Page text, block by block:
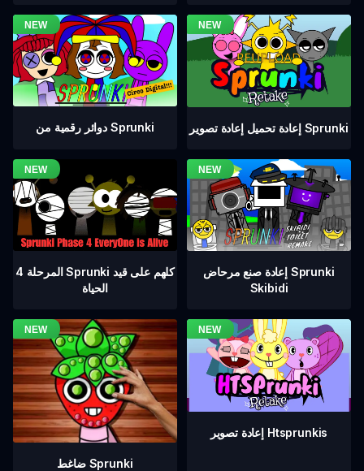
دوائر رقمية من Sprunki إعادة تحميل إعادة تصوير Sprunki
المرحلة 4 Sprunki كلهم على قيد
الحياة
إعادة صنع مرحاض Sprunki
Skibidi
ضاغط Sprunki
إعادة تصوير Htsprunkis